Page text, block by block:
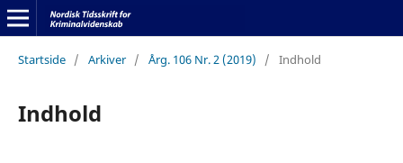
Startside / Arkiver / Årg. 106 Nr. 2 (2019) / Indhold
Indhold